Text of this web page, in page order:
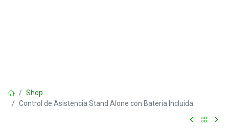
Shop
Control de Asistencia Stand Alone con Batería Incluida